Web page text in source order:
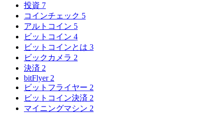
投資 7
コインチェック 5
アルトコイン 5
ビットコイン 4
ビットコインとは 3
ビックカメラ 2
決済 2
bitFlyer 2
ビットフライヤー 2
ビットコイン決済 2
マイニングマシン 2